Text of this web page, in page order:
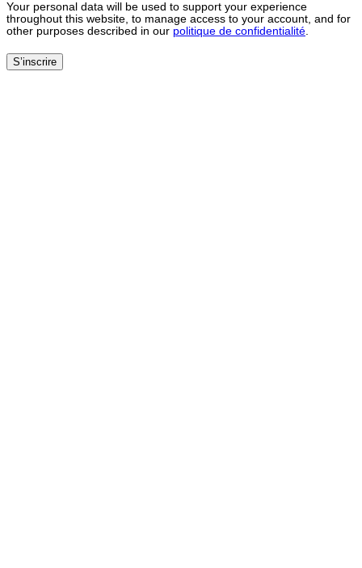
Your personal data will be used to support your experience
throughout this website, to manage access to your account, and for
other purposes described in our politique de confidentialité.
S’inscrire